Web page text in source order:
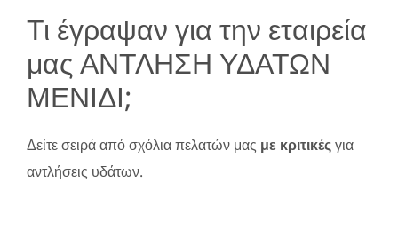
Τι έγραψαν για την εταιρεία
μας ΑΝΤΛΗΣΗ ΥΔΑΤΩΝ
ΜΕΝΙΔΙ;
Δείτε σειρά από σχόλια πελατών μας με κριτικέςγια
αντλήσεις υδάτων.